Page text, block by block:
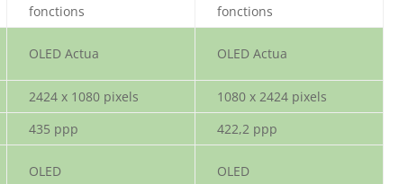
fonctions
fonctions
OLED Actua OLED Actua
2424 x 1080 pixels
1080 x 2424 pixels
435 ppp
422,2 ppp
OLED OLED